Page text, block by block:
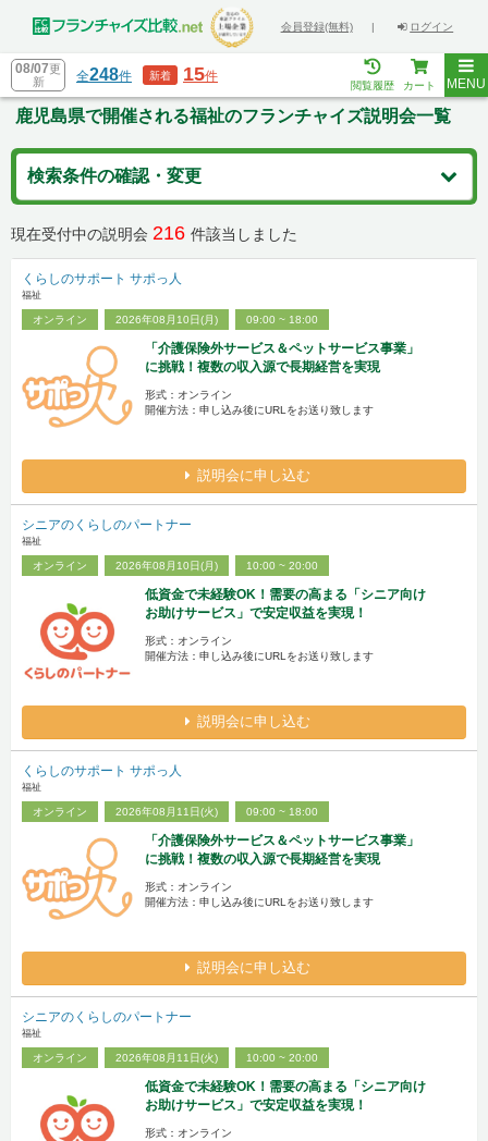
会員登録(無料) | ログイン
08/07更
新
全248件 新着 15件
閲覧履歴 カート MENU
鹿児島県で開催される福祉のフランチャイズ説明会一覧
検索条件の確認・変更
現在受付中の説明会 216 件該当しました
くらしのサポート サポっ人
福祉
オンライン 2026年08月10日(月) 09:00 ~ 18:00
「介護保険外サービス＆ペットサービス事業」
に挑戦！複数の収入源で長期経営を実現
形式：オンライン
開催方法：申し込み後にURLをお送り致します
説明会に申し込む
シニアのくらしのパートナー
福祉
オンライン 2026年08月10日(月) 10:00 ~ 20:00
低資金で未経験OK！需要の高まる「シニア向け
お助けサービス」で安定収益を実現！
形式：オンライン
開催方法：申し込み後にURLをお送り致します
説明会に申し込む
くらしのサポート サポっ人
福祉
オンライン 2026年08月11日(火) 09:00 ~ 18:00
「介護保険外サービス＆ペットサービス事業」
に挑戦！複数の収入源で長期経営を実現
形式：オンライン
開催方法：申し込み後にURLをお送り致します
説明会に申し込む
シニアのくらしのパートナー
福祉
オンライン 2026年08月11日(火) 10:00 ~ 20:00
低資金で未経験OK！需要の高まる「シニア向け
お助けサービス」で安定収益を実現！
形式：オンライン